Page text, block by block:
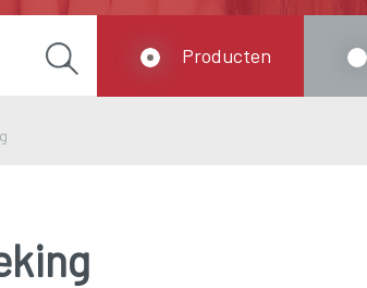
Producten